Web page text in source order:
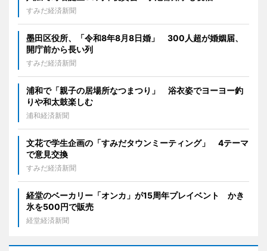
すみだ経済新聞
墨田区役所、「令和8年8月8日婚」 300人超が婚姻届、
開庁前から長い列
すみだ経済新聞
浦和で「親子の居場所なつまつり」 浴衣姿でヨーヨー釣
りや和太鼓楽しむ
浦和経済新聞
文花で学生企画の「すみだタウンミーティング」 4テーマ
で意見交換
すみだ経済新聞
経堂のベーカリー「オンカ」が15周年プレイベント かき
氷を500円で販売
経堂経済新聞